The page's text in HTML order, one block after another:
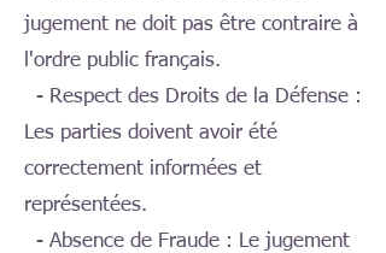
jugement ne doit pas être contraire à
l'ordre public français.
- Respect des Droits de la Défense :
Les parties doivent avoir été
correctement informées et
représentées.
- Absence de Fraude : Le jugement